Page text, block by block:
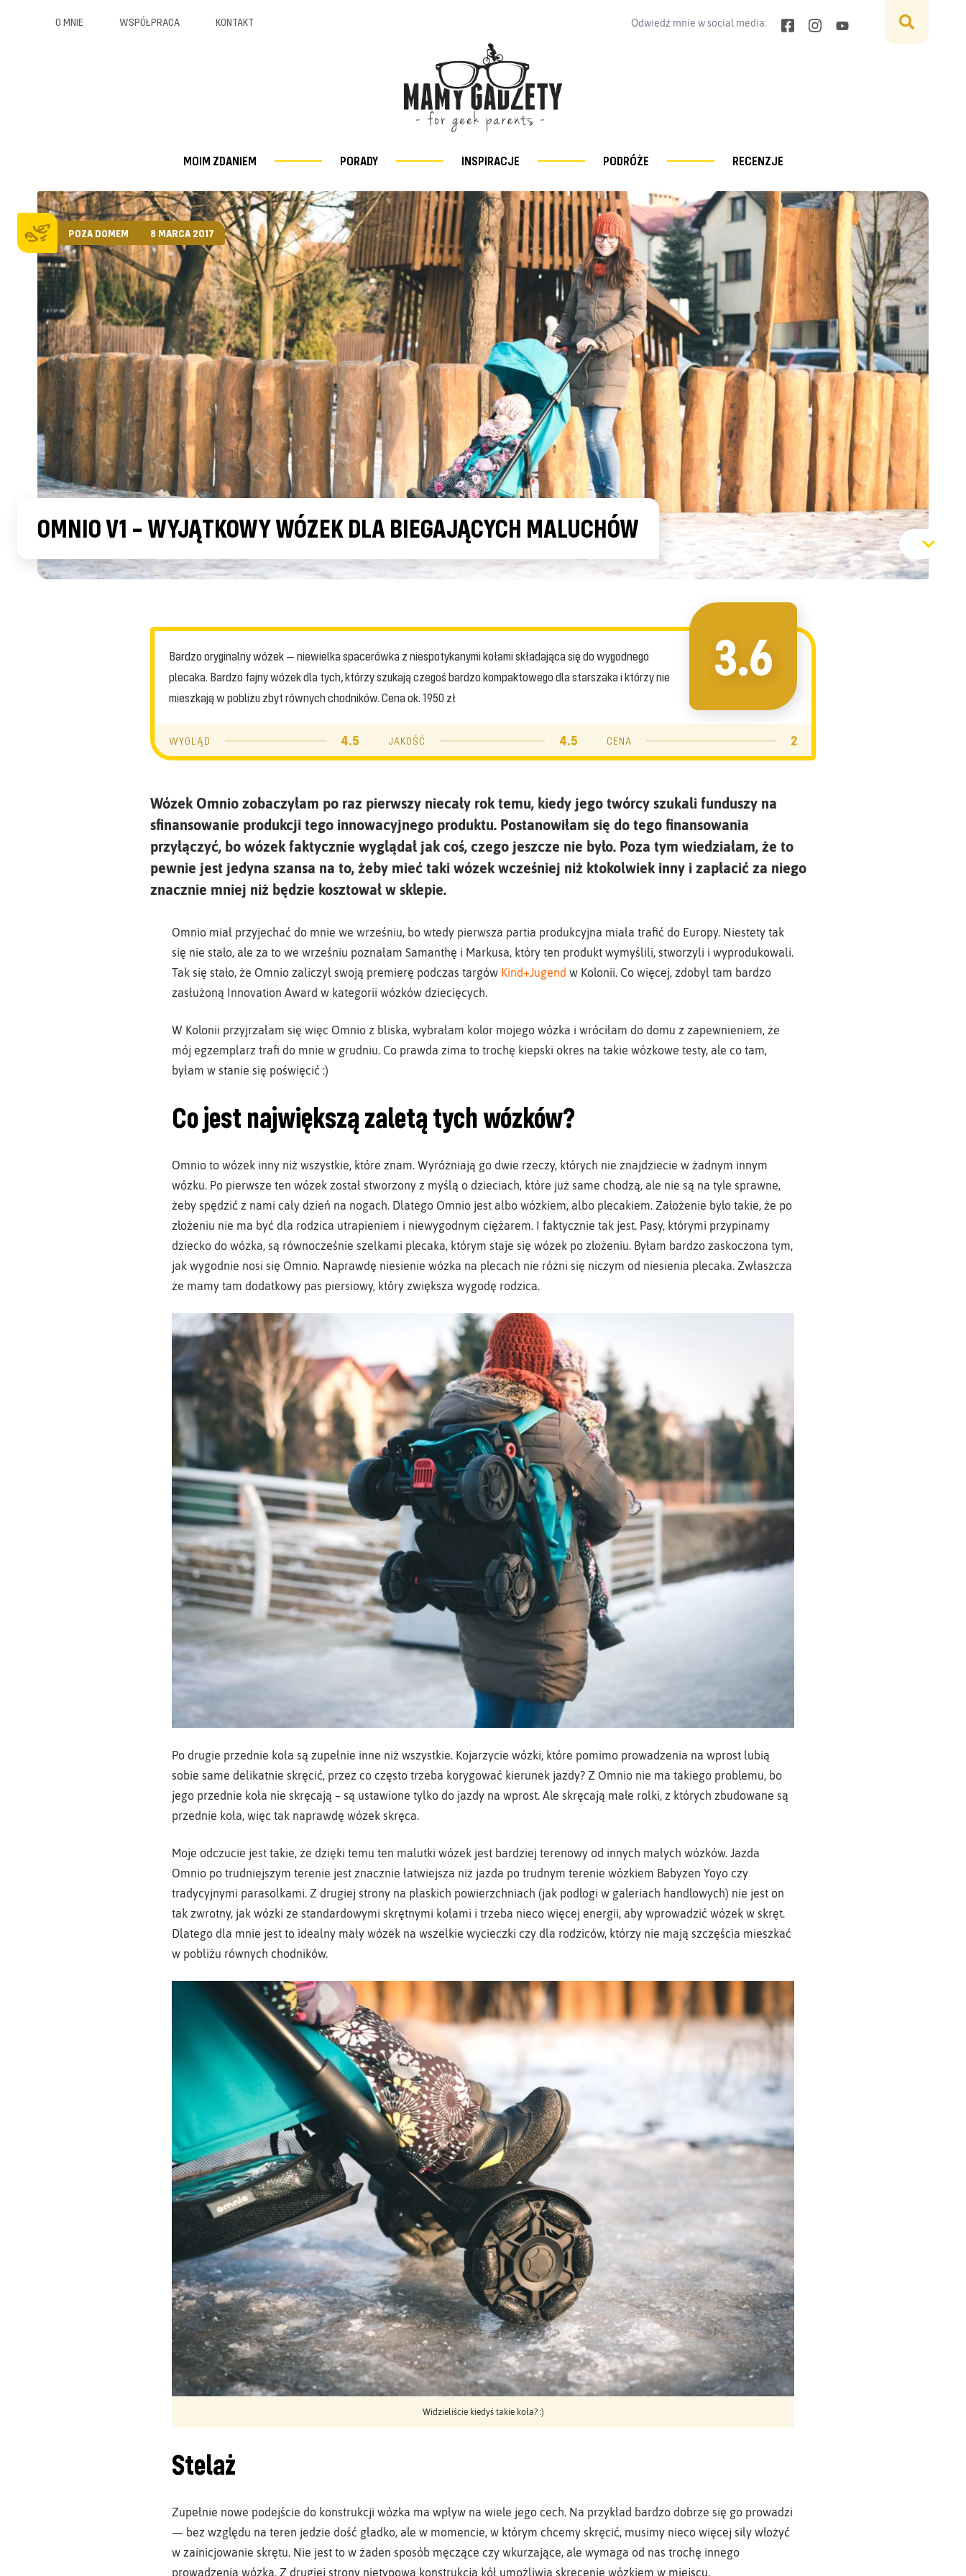
O MNIE WSPÓŁPRACA KONTAKT Odwiedź mnie w social media:
MOIM ZDANIEM PORADY INSPIRACJE PODRÓŻE RECENZJE
POZA DOMEM 8 MARCA 2017
OMNIO V1 – WYJĄTKOWY WÓZEK DLA BIEGAJĄCYCH MALUCHÓW
Bardzo oryginalny wózek — niewielka spacerówka z niespotykanymi kołami składająca się do wygodnego
plecaka. Bardzo fajny wózek dla tych, którzy szukają czegoś bardzo kompaktowego dla starszaka i którzy nie
mieszkają w pobliżu zbyt równych chodników. Cena ok. 1950 zł
3.6
WYGLĄD 4.5 JAKOŚĆ 4.5 CENA 2
Wózek Omnio zobaczyłam po raz pierwszy niecały rok temu, kiedy jego twórcy szukali funduszy na
sfinansowanie produkcji tego innowacyjnego produktu. Postanowiłam się do tego finansowania
przyłączyć, bo wózek faktycznie wyglądał jak coś, czego jeszcze nie było. Poza tym wiedziałam, że to
pewnie jest jedyna szansa na to, żeby mieć taki wózek wcześniej niż ktokolwiek inny i zapłacić za niego
znacznie mniej niż będzie kosztował w sklepie.
Omnio miał przyjechać do mnie we wrześniu, bo wtedy pierwsza partia produkcyjna miała trafić do Europy. Niestety tak
się nie stało, ale za to we wrześniu poznałam Samanthę i Markusa, który ten produkt wymyślili, stworzyli i wyprodukowali.
Tak się stało, że Omnio zaliczył swoją premierę podczas targów Kind+Jugend w Kolonii. Co więcej, zdobył tam bardzo
zasłużoną Innovation Award w kategorii wózków dziecięcych.
W Kolonii przyjrzałam się więc Omnio z bliska, wybrałam kolor mojego wózka i wróciłam do domu z zapewnieniem, że
mój egzemplarz trafi do mnie w grudniu. Co prawda zima to trochę kiepski okres na takie wózkowe testy, ale co tam,
byłam w stanie się poświęcić :)
Co jest największą zaletą tych wózków?
Omnio to wózek inny niż wszystkie, które znam. Wyróżniają go dwie rzeczy, których nie znajdziecie w żadnym innym
wózku. Po pierwsze ten wózek został stworzony z myślą o dzieciach, które już same chodzą, ale nie są na tyle sprawne,
żeby spędzić z nami cały dzień na nogach. Dlatego Omnio jest albo wózkiem, albo plecakiem. Założenie było takie, że po
złożeniu nie ma być dla rodzica utrapieniem i niewygodnym ciężarem. I faktycznie tak jest. Pasy, którymi przypinamy
dziecko do wózka, są równocześnie szelkami plecaka, którym staje się wózek po złożeniu. Byłam bardzo zaskoczona tym,
jak wygodnie nosi się Omnio. Naprawdę niesienie wózka na plecach nie różni się niczym od niesienia plecaka. Zwłaszcza
że mamy tam dodatkowy pas piersiowy, który zwiększa wygodę rodzica.
Po drugie przednie koła są zupełnie inne niż wszystkie. Kojarzycie wózki, które pomimo prowadzenia na wprost lubią
sobie same delikatnie skręcić, przez co często trzeba korygować kierunek jazdy? Z Omnio nie ma takiego problemu, bo
jego przednie koła nie skręcają – są ustawione tylko do jazdy na wprost. Ale skręcają małe rolki, z których zbudowane są
przednie koła, więc tak naprawdę wózek skręca.
Moje odczucie jest takie, że dzięki temu ten malutki wózek jest bardziej terenowy od innych małych wózków. Jazda
Omnio po trudniejszym terenie jest znacznie łatwiejsza niż jazda po trudnym terenie wózkiem Babyzen Yoyo czy
tradycyjnymi parasolkami. Z drugiej strony na płaskich powierzchniach (jak podłogi w galeriach handlowych) nie jest on
tak zwrotny, jak wózki ze standardowymi skrętnymi kołami i trzeba nieco więcej energii, aby wprowadzić wózek w skręt.
Dlatego dla mnie jest to idealny mały wózek na wszelkie wycieczki czy dla rodziców, którzy nie mają szczęścia mieszkać
w pobliżu równych chodników.
Widzieliście kiedyś takie koła? :)
Stelaż
Zupełnie nowe podejście do konstrukcji wózka ma wpływ na wiele jego cech. Na przykład bardzo dobrze się go prowadzi
— bez względu na teren jedzie dość gładko, ale w momencie, w którym chcemy skręcić, musimy nieco więcej siły włożyć
w zainicjowanie skrętu. Nie jest to w żaden sposób męczące czy wkurzające, ale wymaga od nas trochę innego
prowadzenia wózka. Z drugiej strony nietypowa konstrukcja kół umożliwia skręcenie wózkiem w miejscu.